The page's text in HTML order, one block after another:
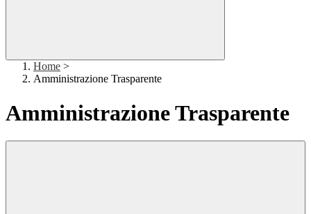
Home >
Amministrazione Trasparente
Amministrazione Trasparente